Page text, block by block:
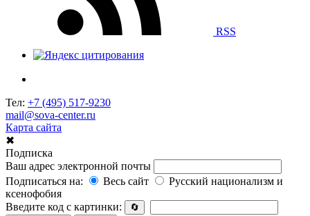
RSS
Тел: +7 (495) 517-9230
mail@sova-center.ru
Карта сайта
✖
Подписка
Ваш адрес электронной почты
Подписаться на:
Весь сайт
Русский национализм и
ксенофобия
Введите код с картинки:
🔄